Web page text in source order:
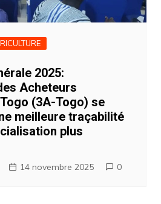
2025:
Acheteurs
(3A-Togo) se
meilleure traçabilité
plus
14 novembre 2025 0